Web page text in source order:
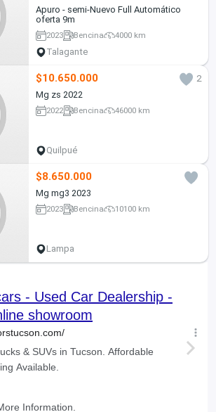
Apuro - semi-Nuevo Full Automático
oferta 9m
2023 Bencina 4000 km
Talagante
$10.650.000
2
Mg zs 2022
2022 Bencina 46000 km
Quilpué
$8.650.000
Mg mg3 2023
2023 Bencina 10100 km
Lampa